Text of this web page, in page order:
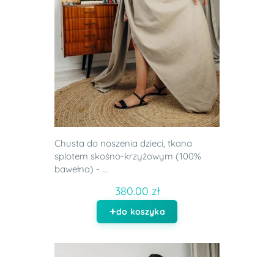
Chusta do noszenia dzieci, tkana
splotem skośno-krzyżowym (100%
bawełna) - ...
380.00 zł
do koszyka